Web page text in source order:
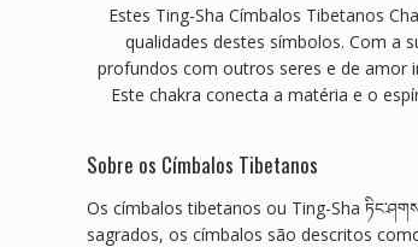
Estes Ting-Sha Címbalos Tibetanos
qualidades destes símbolos. Com a
profundos com outros seres e de amor
Este chakra conecta a matéria e o
Sobre os Címbalos Tibetanos
Os címbalos tibetanos ou Ting-Sha
sagrados, os címbalos são descritos